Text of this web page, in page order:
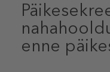
enne